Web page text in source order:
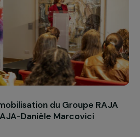
Valente : défendre la
Tout accepter